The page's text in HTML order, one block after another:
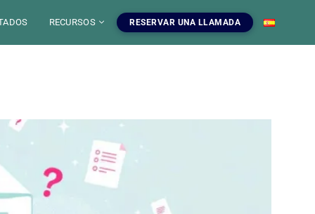
Nuestros servicios SEO
Campanas SEO, auditorias,
web y estrategia de
RECURSOS
SEO
blog y
el SEO.
RESERVAR UNA LLAMADA